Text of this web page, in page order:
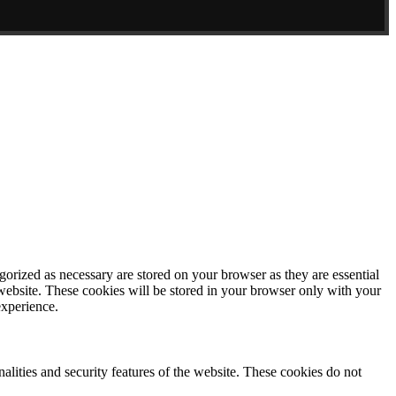
as necessary are stored on your browser as they are essential
These cookies will be stored in your browser only with your
and security features of the website. These cookies do not